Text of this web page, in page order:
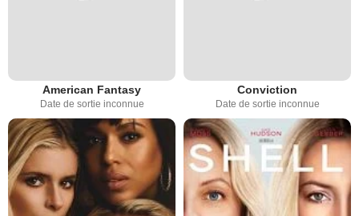
American Fantasy
Date de sortie inconnue
Conviction
Date de sortie inconnue